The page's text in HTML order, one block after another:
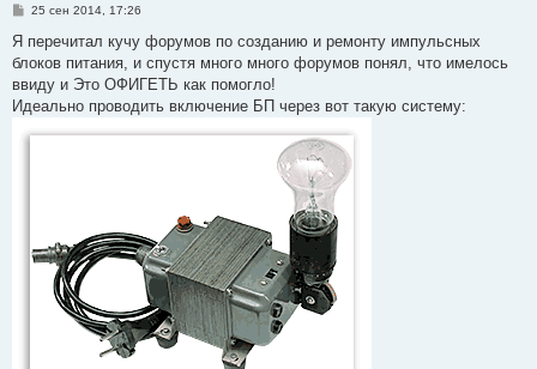
С
о
щ
е
и
25 сен 2014, 17:26
Я перечитал кучу форумов по созданию и ремонту импульсных
блоков питания, и спустя много много форумов понял, что имелось
ввиду и Это ОФИГЕТЬ как помогло!
Идеально проводить включение БП через вот такую систему: